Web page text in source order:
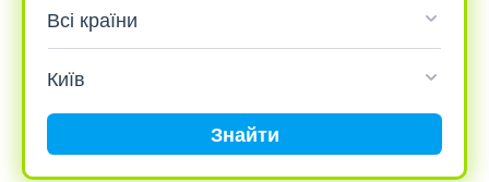
Знайти